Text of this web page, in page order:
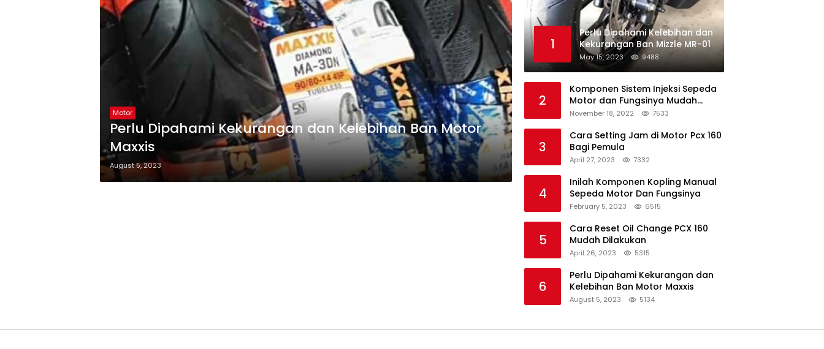
Motor
Perlu Dipahami Kekurangan dan Kelebihan Ban Motor
Maxxis
August 5, 2023
1
Perlu Dipahami Kelebihan dan
Kekurangan Ban Mizzle MR-01
May 15, 2023 9488
2
Komponen Sistem Injeksi Sepeda
Motor dan Fungsinya Mudah
Untuk Dipahami
November 18, 2022 7533
3
Cara Setting Jam di Motor Pcx 160
Bagi Pemula
April 27, 2023 7332
4
Inilah Komponen Kopling Manual
Sepeda Motor Dan Fungsinya
February 5, 2023 6515
5
Cara Reset Oil Change PCX 160
Mudah Dilakukan
April 26, 2023 5315
6
Perlu Dipahami Kekurangan dan
Kelebihan Ban Motor Maxxis
August 5, 2023 5134